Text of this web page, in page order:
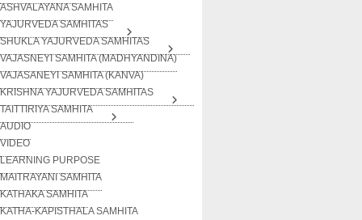
ASHVALAYANA SAMHITA
YAJURVEDA SAMHITAS
SHUKLA YAJURVEDA SAMHITAS
VAJASNEYI SAMHITA (MADHYANDINA)
VAJASANEYI SAMHITA (KANVA)
KRISHNA YAJURVEDA SAMHITAS
TAITTIRIYA SAMHITA
AUDIO
VIDEO
LEARNING PURPOSE
MAITRAYANI SAMHITA
KATHAKA SAMHITA
KATHA-KAPISTHALA SAMHITA